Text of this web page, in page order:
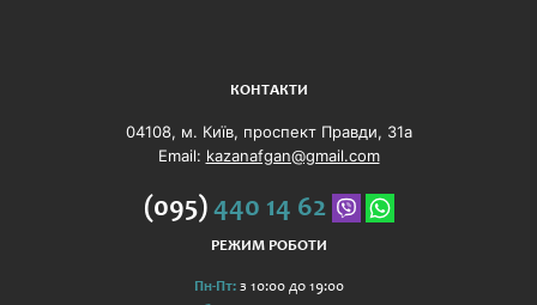
КОНТАКТИ
04108, м. Київ, проспект Правди, 31а
Email: kazanafgan@gmail.com
(095)440 14 62
РЕЖИМ РОБОТИ
Пн-Пт:з 10:00 до 19:00